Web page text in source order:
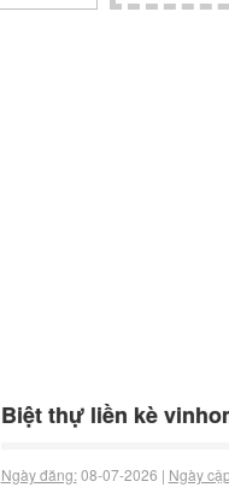
Biệt thự liền kè
Ngày đăng:08-07-2026 | Ngày